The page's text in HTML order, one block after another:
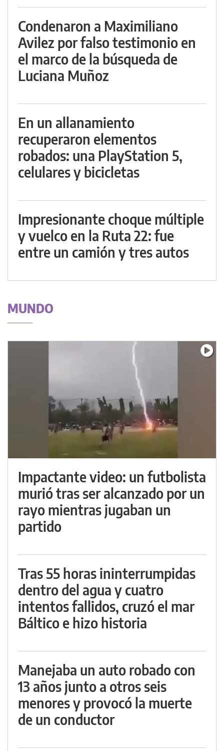
Condenaron a Maximiliano
Avilez por falso testimonio en
el marco de la búsqueda de
Luciana Muñoz
En un allanamiento
recuperaron elementos
robados: una PlayStation 5,
celulares y bicicletas
Impresionante choque múltiple
y vuelco en la Ruta 22: fue
entre un camión y tres autos
MUNDO
Impactante video: un futbolista
murió tras ser alcanzado por un
rayo mientras jugaban un
partido
Tras 55 horas ininterrumpidas
dentro del agua y cuatro
intentos fallidos, cruzó el mar
Báltico e hizo historia
Manejaba un auto robado con
13 años junto a otros seis
menores y provocó la muerte
de un conductor